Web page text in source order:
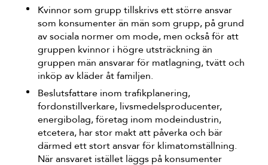
Kvinnor som grupp tillskrivs ett större ansvar
som konsumenter än män som grupp, på grund
av sociala normer om mode, men också för att
gruppen kvinnor i högre utsträckning än
gruppen män ansvarar för matlagning, tvätt och
inköp av kläder åt familjen.
Beslutsfattare inom trafikplanering,
fordonstillverkare, livsmedelsproducenter,
energibolag, företag inom modeindustrin,
etcetera, har stor makt att påverka och bär
därmed ett stort ansvar för klimatomställning.
När ansvaret istället läggs på konsumenter